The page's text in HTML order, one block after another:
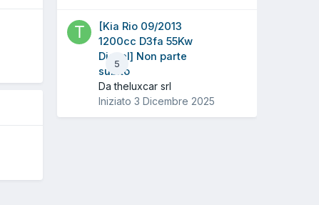
5
[Kia Rio 09/2013
1200cc D3fa 55Kw
Diesel] Non parte
subito
Da theluxcar srl
Iniziato 3 Dicembre 2025